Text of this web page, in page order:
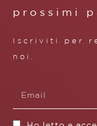
prossimi
Iscriviti per
noi.